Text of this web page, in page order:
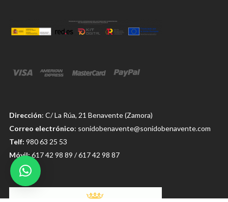
Dirección: C/ La Rúa, 21 Benavente (Zamora)
Correo electrónico: sonidobenavente@sonidobenavente.com
Telf: 980 63 25 53
Móvil:617 42 98 89 / 617 42 98 87